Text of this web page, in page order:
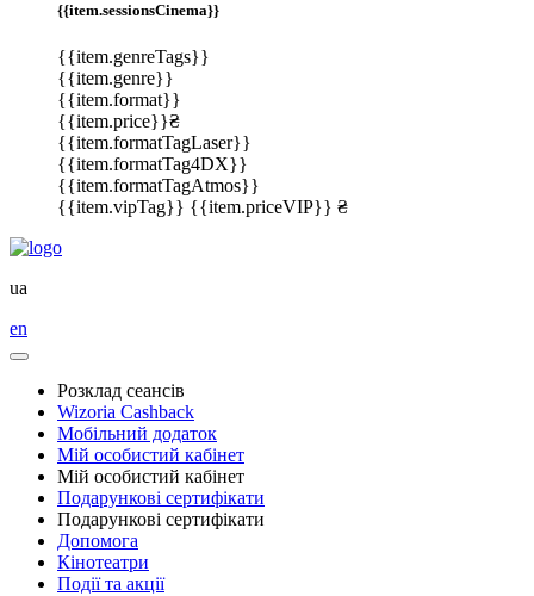
{{item.sessionsCinema}}
{{item.genreTags}}
{{item.genre}}
{{item.format}}
{{item.price}}₴
{{item.formatTagLaser}}
{{item.formatTag4DX}}
{{item.formatTagAtmos}}
{{item.vipTag}} {{item.priceVIP}} ₴
ua
en
Розклад сеансів
Wizoria Cashback
Мобільний додаток
Мій особистий кабінет
Мій особистий кабінет
Подарункові сертифікати
Подарункові сертифікати
Допомога
Кінотеатри
Події та акції